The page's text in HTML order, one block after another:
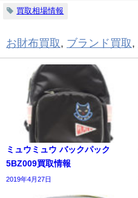
買取相場情報
お財布買取, ブランド買取,
ミュウミュウ バックパック
5BZ009買取情報
2019年4月27日